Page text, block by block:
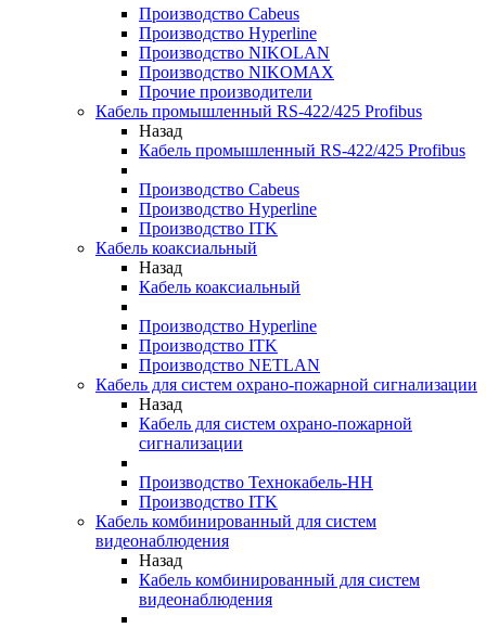
Производство Cabeus
Производство Hyperline
Производство NIKOLAN
Производство NIKOMAX
Прочие производители
Кабель промышленный RS-422/425 Profibus
Назад
Кабель промышленный RS-422/425 Profibus
Производство Cabeus
Производство Hyperline
Производство ITK
Кабель коаксиальный
Назад
Кабель коаксиальный
Производство Hyperline
Производство ITK
Производство NETLAN
Кабель для систем охрано-пожарной сигнализации
Назад
Кабель для систем охрано-пожарной
сигнализации
Производство Технокабель-НН
Производство ITK
Кабель комбинированный для систем
видеонаблюдения
Назад
Кабель комбинированный для систем
видеонаблюдения